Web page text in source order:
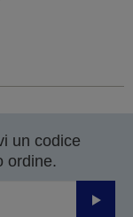
un codice
ordine.
Invia